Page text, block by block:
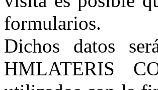
formularios.
Dichos datos
HMLATERIS